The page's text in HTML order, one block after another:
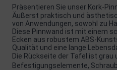
Präsentieren Sie unser Kork-
Äußerst praktisch und
von Anwendungen, sowohl zu
Diese Pinnwand ist mit einem
Ecken aus robustem ABS-
Qualität und eine lange
Die Rückseite der Tafel ist grau
Befestigungselemente,